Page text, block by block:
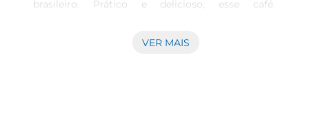
brasileiro. Prático e delicioso, esse café
acolhedor. Prepare em minutos e saboreie a
VER MAIS